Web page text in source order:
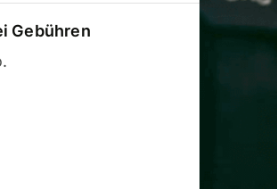
Gebühren